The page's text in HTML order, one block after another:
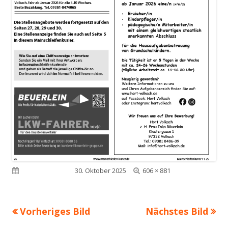
Veröffentlicht am30. Oktober 2025
Volle
606 × 881
Vorheriges Bild Nächstes Bild